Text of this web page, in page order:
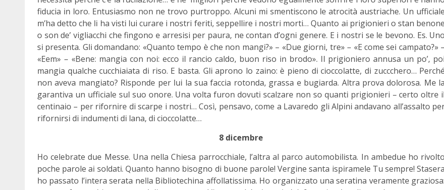
fiducia in loro. Entusiasmo non ne trovo purtroppo. Alcuni mi smentiscono le atrocità austriache. Un ufficiale
m’ha detto che li ha visti lui curare i nostri feriti, seppellire i nostri morti… Quanto ai prigionieri o stan benone
o son de’ vigliacchi che fingono e arresisi per paura, ne contan d’ogni genere. E i nostri se le bevono. Es. Uno
si presenta. Gli domandano: «Quanto tempo è che non mangi?» – «Due giorni, tre» – «E come sei campato?» –
«Eem» – «Bene: mangia con noi: ecco il rancio caldo, buon riso in brodo». Il prigioniero annusa un po’, poi
mangia qualche cucchiaiata di riso. E basta. Gli aprono lo zaino: è pieno di cioccolatte, di zuccchero… Perché
non aveva mangiato? Risponde per lui la sua faccia rotonda, grassa e bugiarda. Altra prova dolorosa. Me la
garantiva un ufficiale sul suo onore. Una volta furon dovuti scalzare non so quanti prigionieri – certo oltre il
centinaio – per rifornire di scarpe i nostri… Così, pensavo, come a Lavaredo gli Alpini andavano all’assalto
rifornirsi di indumenti di lana, di cioccolatte…
8 dicembre
Ho celebrate due Messe. Una nella Chiesa parrocchiale, l’altra al parco automobilista. In ambedue ho rivolto
poche parole ai soldati. Quanto hanno bisogno di buone parole! Vergine santa ispiramele Tu sempre! Stasera
ho passato l’intera serata nella Bibliotechina affollatissima. Ho organizzato una seratina veramente graziosa: